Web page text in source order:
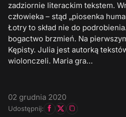
zadziornie literackim tekstem.
człowieka – stąd „piosenka
Łotry to skład nie do
bogactwo brzmień. Na
Kępisty. Julia jest autorką
wiolonczeli. Maria gra…
02 grudnia 2020
Udostępnij: